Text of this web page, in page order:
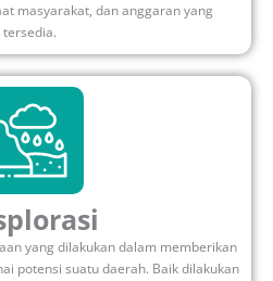
masyarakat, dan anggaran yang
tersedia.
yang dilakukan dalam memberikan
potensi suatu daerah. Baik dilakukan